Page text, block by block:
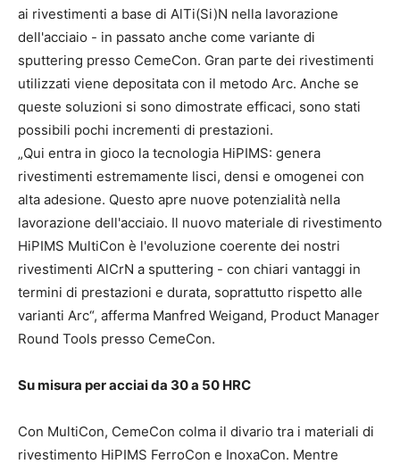
ai rivestimenti a base di AlTi(Si)N nella lavorazione
dell'acciaio - in passato anche come variante di
sputtering presso CemeCon. Gran parte dei rivestimenti
utilizzati viene depositata con il metodo Arc. Anche se
queste soluzioni si sono dimostrate efficaci, sono stati
possibili pochi incrementi di prestazioni.
„Qui entra in gioco la tecnologia HiPIMS: genera
rivestimenti estremamente lisci, densi e omogenei con
alta adesione. Questo apre nuove potenzialità nella
lavorazione dell'acciaio. Il nuovo materiale di rivestimento
HiPIMS MultiCon è l'evoluzione coerente dei nostri
rivestimenti AlCrN a sputtering - con chiari vantaggi in
termini di prestazioni e durata, soprattutto rispetto alle
varianti Arc“, afferma Manfred Weigand, Product Manager
Round Tools presso CemeCon.
Su misura per acciai da 30 a 50 HRC
Con MultiCon, CemeCon colma il divario tra i materiali di
rivestimento HiPIMS FerroCon e InoxaCon. Mentre